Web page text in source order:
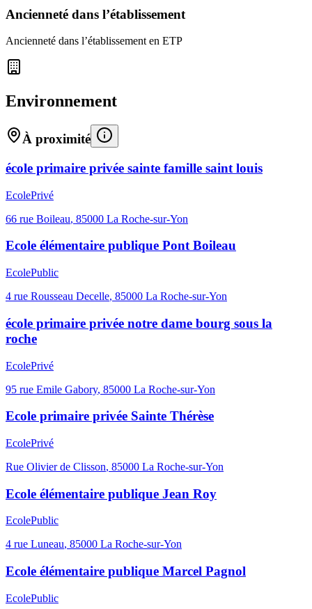
Ancienneté dans l’établissement
Ancienneté dans l’établissement en ETP
Environnement
À proximité
école primaire privée sainte famille saint louis
EcolePrivé
66 rue Boileau, 85000 La Roche-sur-Yon
Ecole élémentaire publique Pont Boileau
EcolePublic
4 rue Rousseau Decelle, 85000 La Roche-sur-Yon
école primaire privée notre dame bourg sous la
roche
EcolePrivé
95 rue Emile Gabory, 85000 La Roche-sur-Yon
Ecole primaire privée Sainte Thérèse
EcolePrivé
Rue Olivier de Clisson, 85000 La Roche-sur-Yon
Ecole élémentaire publique Jean Roy
EcolePublic
4 rue Luneau, 85000 La Roche-sur-Yon
Ecole élémentaire publique Marcel Pagnol
EcolePublic